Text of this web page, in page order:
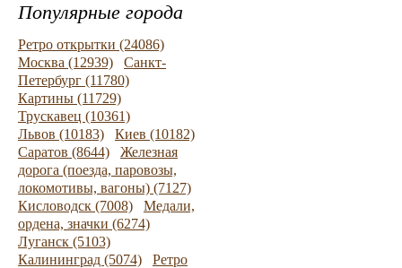
Популярные города
Ретро открытки (24086)
Москва (12939)
Санкт-
Петербург (11780)
Картины (11729)
Трускавец (10361)
Львов (10183)
Киев (10182)
Саратов (8644)
Железная
дорога (поезда, паровозы,
локомотивы, вагоны) (7127)
Кисловодск (7008)
Медали,
ордена, значки (6274)
Луганск (5103)
Калининград (5074)
Ретро